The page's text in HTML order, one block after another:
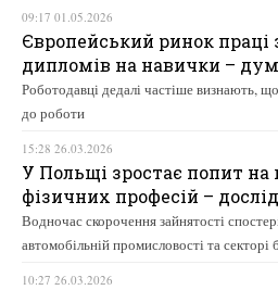
09:17 01.05.2026
Європейський ринок праці
дипломів на навички –
Роботодавці дедалі частіше визнають,
до роботи
15:28 26.03.2026
У Польщі зростає попит на
фізичних професій –
Водночас скорочення зайнятості
автомобільній промисловості та секторі
10:27 26.03.2026